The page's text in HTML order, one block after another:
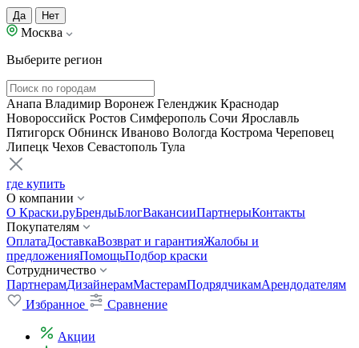
Да Нет
Москва
Выберите регион
Анапа Владимир Воронеж Геленджик Краснодар
Новороссийск Ростов Симферополь Сочи Ярославль
Пятигорск Обнинск Иваново Вологда Кострома Череповец
Липецк Чехов Севастополь Тула
где купить
О компании
О Краски.руБрендыБлогВакансииПартнерыКонтакты
Покупателям
ОплатаДоставкаВозврат и гарантияЖалобы и
предложенияПомощьПодбор краски
Сотрудничество
ПартнерамДизайнерамМастерамПодрядчикамАрендодателям
Избранное
Сравнение
Акции